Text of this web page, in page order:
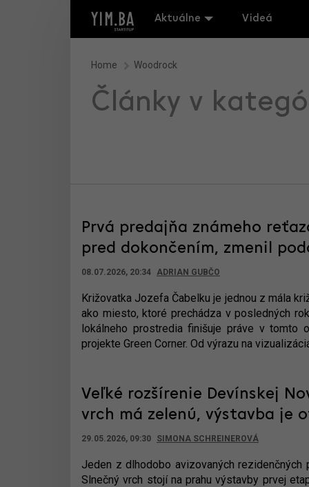
Aktuálne Videá
Home Woodrock
Články v
Prvá predajňa známeho
pred dokončením, zmenil
08.07.2026, 20:34 ADRIAN GUBČO
Križovatka Jozefa Čabelku je jednou z mála
ako miesto, ktoré prechádza v posledných
lokálneho prostredia finišuje práve v tomto
projekte Green Corner. Od výrazu na
Veľké rozšírenie Devínskej
vrch má zelenú, výstavba je
29.05.2026, 09:30 SIMONA SCHREINEROVÁ
Jeden z dlhodobo avizovaných
Slnečný vrch stojí na prahu výstavby prvej